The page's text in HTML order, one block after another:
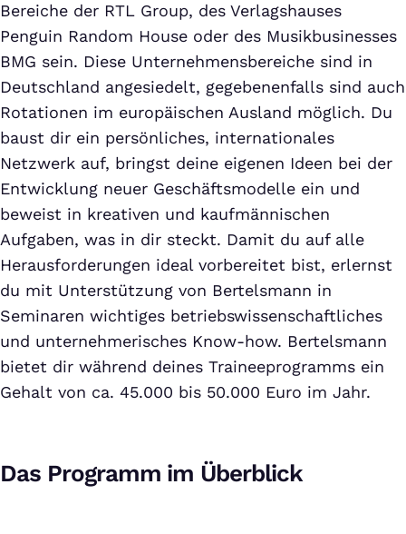
Bereiche der RTL Group, des Verlagshauses
Penguin Random House oder des Musikbusinesses
BMG sein. Diese Unternehmensbereiche sind in
Deutschland angesiedelt, gegebenenfalls sind auch
Rotationen im europäischen Ausland möglich. Du
baust dir ein persönliches, internationales
Netzwerk auf, bringst deine eigenen Ideen bei der
Entwicklung neuer Geschäftsmodelle ein und
beweist in kreativen und kaufmännischen
Aufgaben, was in dir steckt. Damit du auf alle
Herausforderungen ideal vorbereitet bist, erlernst
du mit Unterstützung von Bertelsmann in
Seminaren wichtiges betriebswissenschaftliches
und unternehmerisches Know-how. Bertelsmann
bietet dir während deines Traineeprogramms ein
Gehalt von ca. 45.000 bis 50.000 Euro im Jahr.
Das Programm im Überblick